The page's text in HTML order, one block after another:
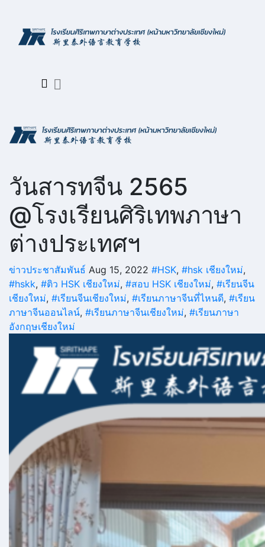
content
วันสารทจีน 2565
@โรงเรียนศิริเทพภาษา
ต่างประเทศฯ
ข่าวประชาสัมพันธ์ Aug 15, 2022 #HSK, #hsk เชียงใหม่,
#hskk, #ติว HSK เชียงใหม่, #สอบ HSK เชียงใหม่, #เรียนจีน
เชียงใหม่, #เรียนจีนเชียงใหม่, #เรียนภาษาจีนที่ไหนดี, #เรียน
ภาษาจีนออนไลน์, #เรียนภาษาจีนเชียงใหม่, #เรียนภาษา
อังกฤษเชียงใหม่